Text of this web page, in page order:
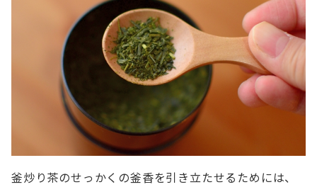
釜炒り茶のせっかくの釜香を引き立たせるためには、